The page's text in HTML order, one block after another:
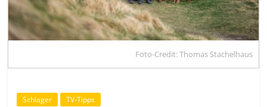
Foto-Credit: Thomas Stachelhaus
Schlager TV-Tipps